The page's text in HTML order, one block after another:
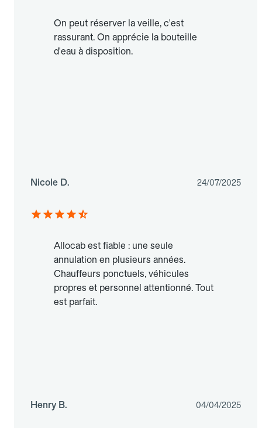
On peut réserver la veille, c'est
rassurant. On apprécie la bouteille
d'eau à disposition.
Nicole D. 24/07/2025
Allocab est fiable : une seule
annulation en plusieurs années.
Chauffeurs ponctuels, véhicules
propres et personnel attentionné. Tout
est parfait.
Henry B. 04/04/2025